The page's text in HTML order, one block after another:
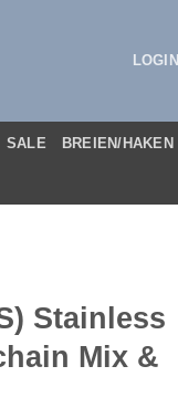
LOGIN
SALE BREIEN/HAKEN
Stainless
Mix &